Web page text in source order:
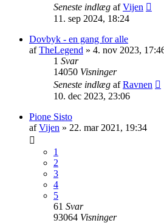
Seneste indlæg afVijen
11. sep 2024, 18:24
Dovbyk - en gang for alle
afTheLegend » 4. nov 2023,
1 Svar
14050 Visninger
Seneste indlæg afRavnen
10. dec 2023, 23:06
Pione Sisto
afVijen » 22. mar 2021, 19:34
1
2
3
4
5
61 Svar
93064 Visninger